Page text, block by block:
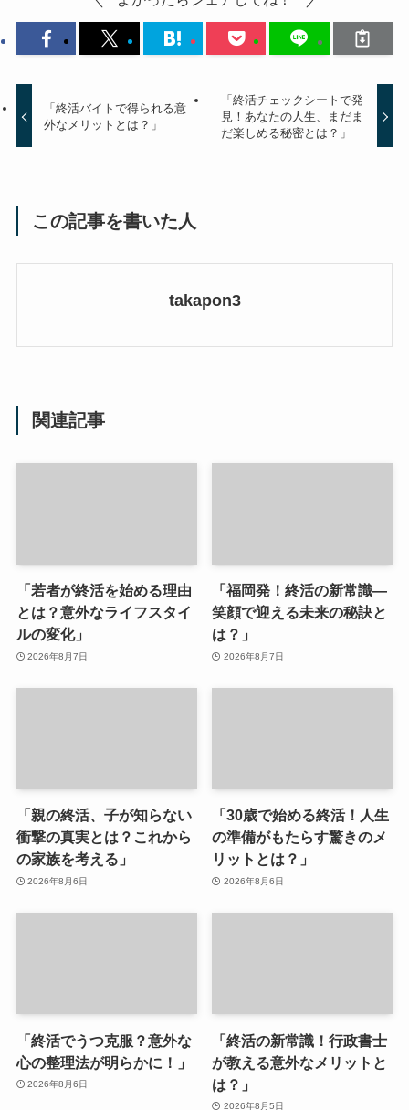
「終活バイトで得られる意
外なメリットとは？」
「終活チェックシートで発
見！あなたの人生、まだま
だ楽しめる秘密とは？」
この記事を書いた人
takapon3
関連記事
「若者が終活を始める理由
とは？意外なライフスタイ
ルの変化」
2026年8月7日
「福岡発！終活の新常識—
笑顔で迎える未来の秘訣と
は？」
2026年8月7日
「親の終活、子が知らない
衝撃の真実とは？これから
の家族を考える」
2026年8月6日
「30歳で始める終活！人生
の準備がもたらす驚きのメ
リットとは？」
2026年8月6日
「終活でうつ克服？意外な
心の整理法が明らかに！」
2026年8月6日
「終活の新常識！行政書士
が教える意外なメリットと
は？」
2026年8月5日